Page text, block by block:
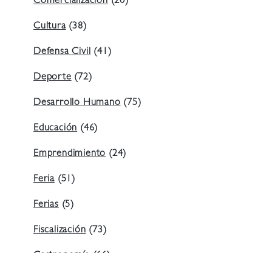
Cultura(38)
Defensa Civil(41)
Deporte(72)
Desarrollo Humano(75)
Educación(46)
Emprendimiento(24)
Feria (51)
Ferias(5)
Fiscalización(73)